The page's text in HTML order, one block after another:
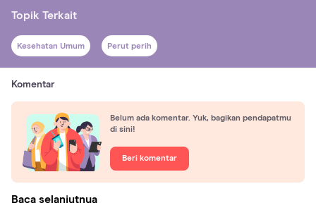
Topik Terkait
Kesehatan Umum Perut perih
Komentar
Belum ada komentar. Yuk, bagikan pendapatmu
di sini!
Beri komentar
Baca selanjutnya